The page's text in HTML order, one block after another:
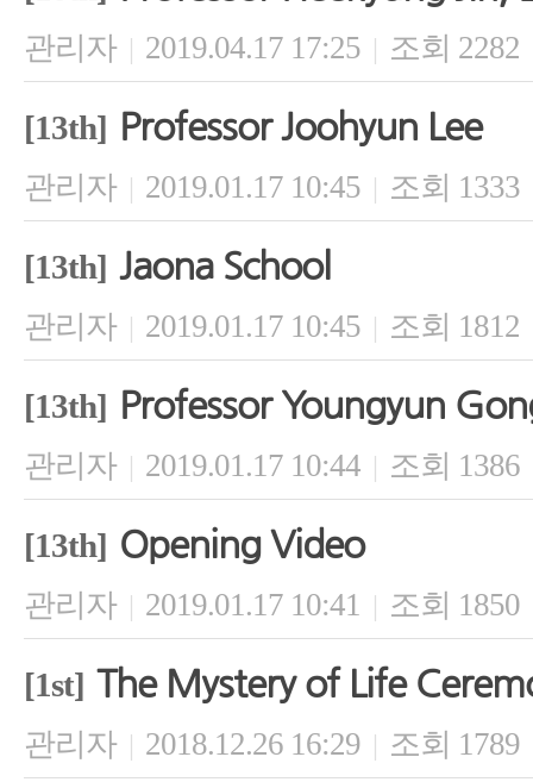
관리자 | 2019.04.17 17:25 | 조회 2282
[13th] Professor Joohyun Lee
관리자 | 2019.01.17 10:45 | 조회 1333
[13th] Jaona School
관리자 | 2019.01.17 10:45 | 조회 1812
[13th] Professor Youngyun
관리자 | 2019.01.17 10:44 | 조회 1386
[13th] Opening Video
관리자 | 2019.01.17 10:41 | 조회 1850
[1st] The Mystery of Life
관리자 | 2018.12.26 16:29 | 조회 1789